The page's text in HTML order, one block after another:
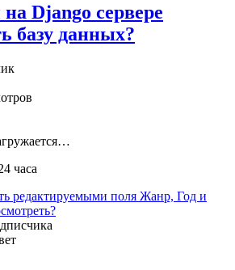
Django сервере
базу данных?
часа
редактируемыми поля Жанр, Год и